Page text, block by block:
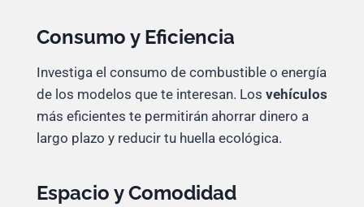
Consumo y Eficiencia
Investiga el consumo de combustible o energía
de los modelos que te interesan. Los vehículos
más eficientes te permitirán ahorrar dinero a
largo plazo y reducir tu huella ecológica.
Espacio y Comodidad